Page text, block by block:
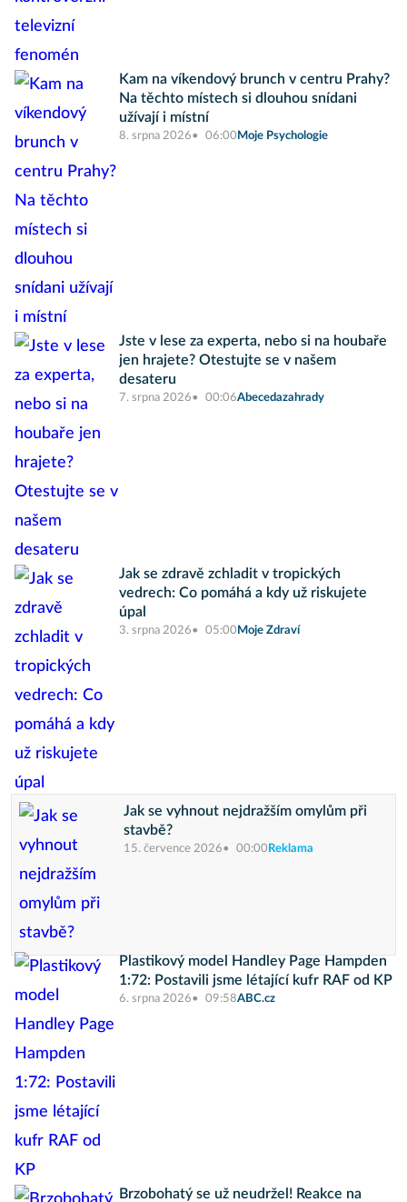
Kam na víkendový brunch v centru Prahy?
Na těchto místech si dlouhou snídani
užívají i místní
8. srpna 2026 06:00 Moje Psychologie
Jste v lese za experta, nebo si na houbaře
jen hrajete? Otestujte se v našem
desateru
7. srpna 2026 00:06Abecedazahrady
Jak se zdravě zchladit v tropických
vedrech: Co pomáhá a kdy už riskujete
úpal
3. srpna 2026 05:00 Moje Zdraví
Jak se vyhnout nejdražším omylům při
stavbě?
15. července 2026 00:00 Reklama
Plastikový model Handley Page Hampden
1:72: Postavili jsme létající kufr RAF od KP
6. srpna 2026 09:58ABC.cz
Brzobohatý se už neudržel! Reakce na